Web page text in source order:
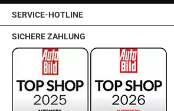
SERVICE-HOTLINE
SICHERE ZAHLUNG